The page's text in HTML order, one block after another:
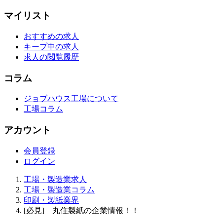
マイリスト
おすすめの求人
キープ中の求人
求人の閲覧履歴
コラム
ジョブハウス工場について
工場コラム
アカウント
会員登録
ログイン
工場・製造業求人
工場・製造業コラム
印刷・製紙業界
[必見] 丸住製紙の企業情報！！